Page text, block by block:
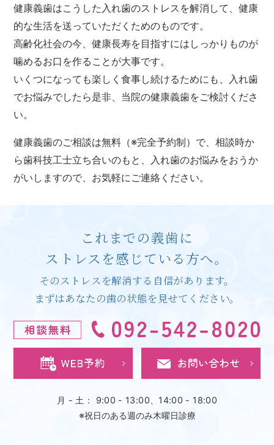
健康義歯はこうした入れ歯のストレスを解消して、健康
的な生活を送っていただくためのものです。
高齢化社会の今、健康長寿を目指すにはしっかりものが
噛めるお口を作ることが大事です。
いくつになっても楽しく食事し続けるためにも、入れ歯
でお悩みでしたら是非、当院の健康義歯をご検討くださ
い。
健康義歯のご相談は無料（※完全予約制）で、相談時か
ら歯科技工士立ち合いのもと、入れ歯のお悩みをおうか
がいしますので、お気軽にご連絡ください。
これまでの義歯に
ストレスを感じている方へ。
そのストレスを解消する自信があります。
まずはあなたの歯の状態を見せてください。
月 - 土： 9:00 - 13:00、14:00 - 18:00
※祝日のある週のみ木曜日診療